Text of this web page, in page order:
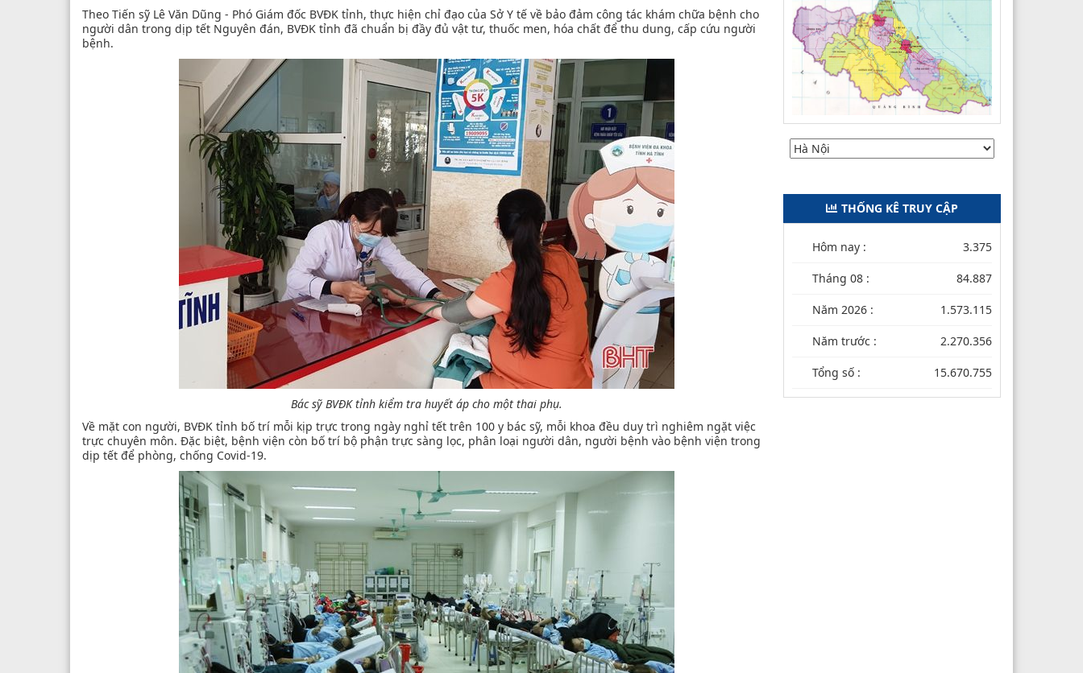
Theo Tiến sỹ Lê Văn Dũng - Phó Giám đốc BVĐK tỉnh, thực hiện chỉ đạo của Sở Y tế về bảo đảm công tác khám chữa bệnh cho
người dân trong dịp tết Nguyên đán, BVĐK tỉnh đã chuẩn bị đầy đủ vật tư, thuốc men, hóa chất để thu dung, cấp cứu người
bệnh.
Bác sỹ BVĐK tỉnh kiểm tra huyết áp cho một thai phụ.
Về mặt con người, BVĐK tỉnh bố trí mỗi kịp trực trong ngày nghỉ tết trên 100 y bác sỹ, mỗi khoa đều duy trì nghiêm ngặt việc
trực chuyên môn. Đặc biệt, bệnh viện còn bố trí bộ phận trực sàng lọc, phân loại người dân, người bệnh vào bệnh viện trong
dịp tết để phòng, chống Covid-19.
THỐNG KÊ TRUY CẬP
Hôm nay : 3.375
Tháng 08 : 84.887
Năm 2026 : 1.573.115
Năm trước : 2.270.356
Tổng số : 15.670.755